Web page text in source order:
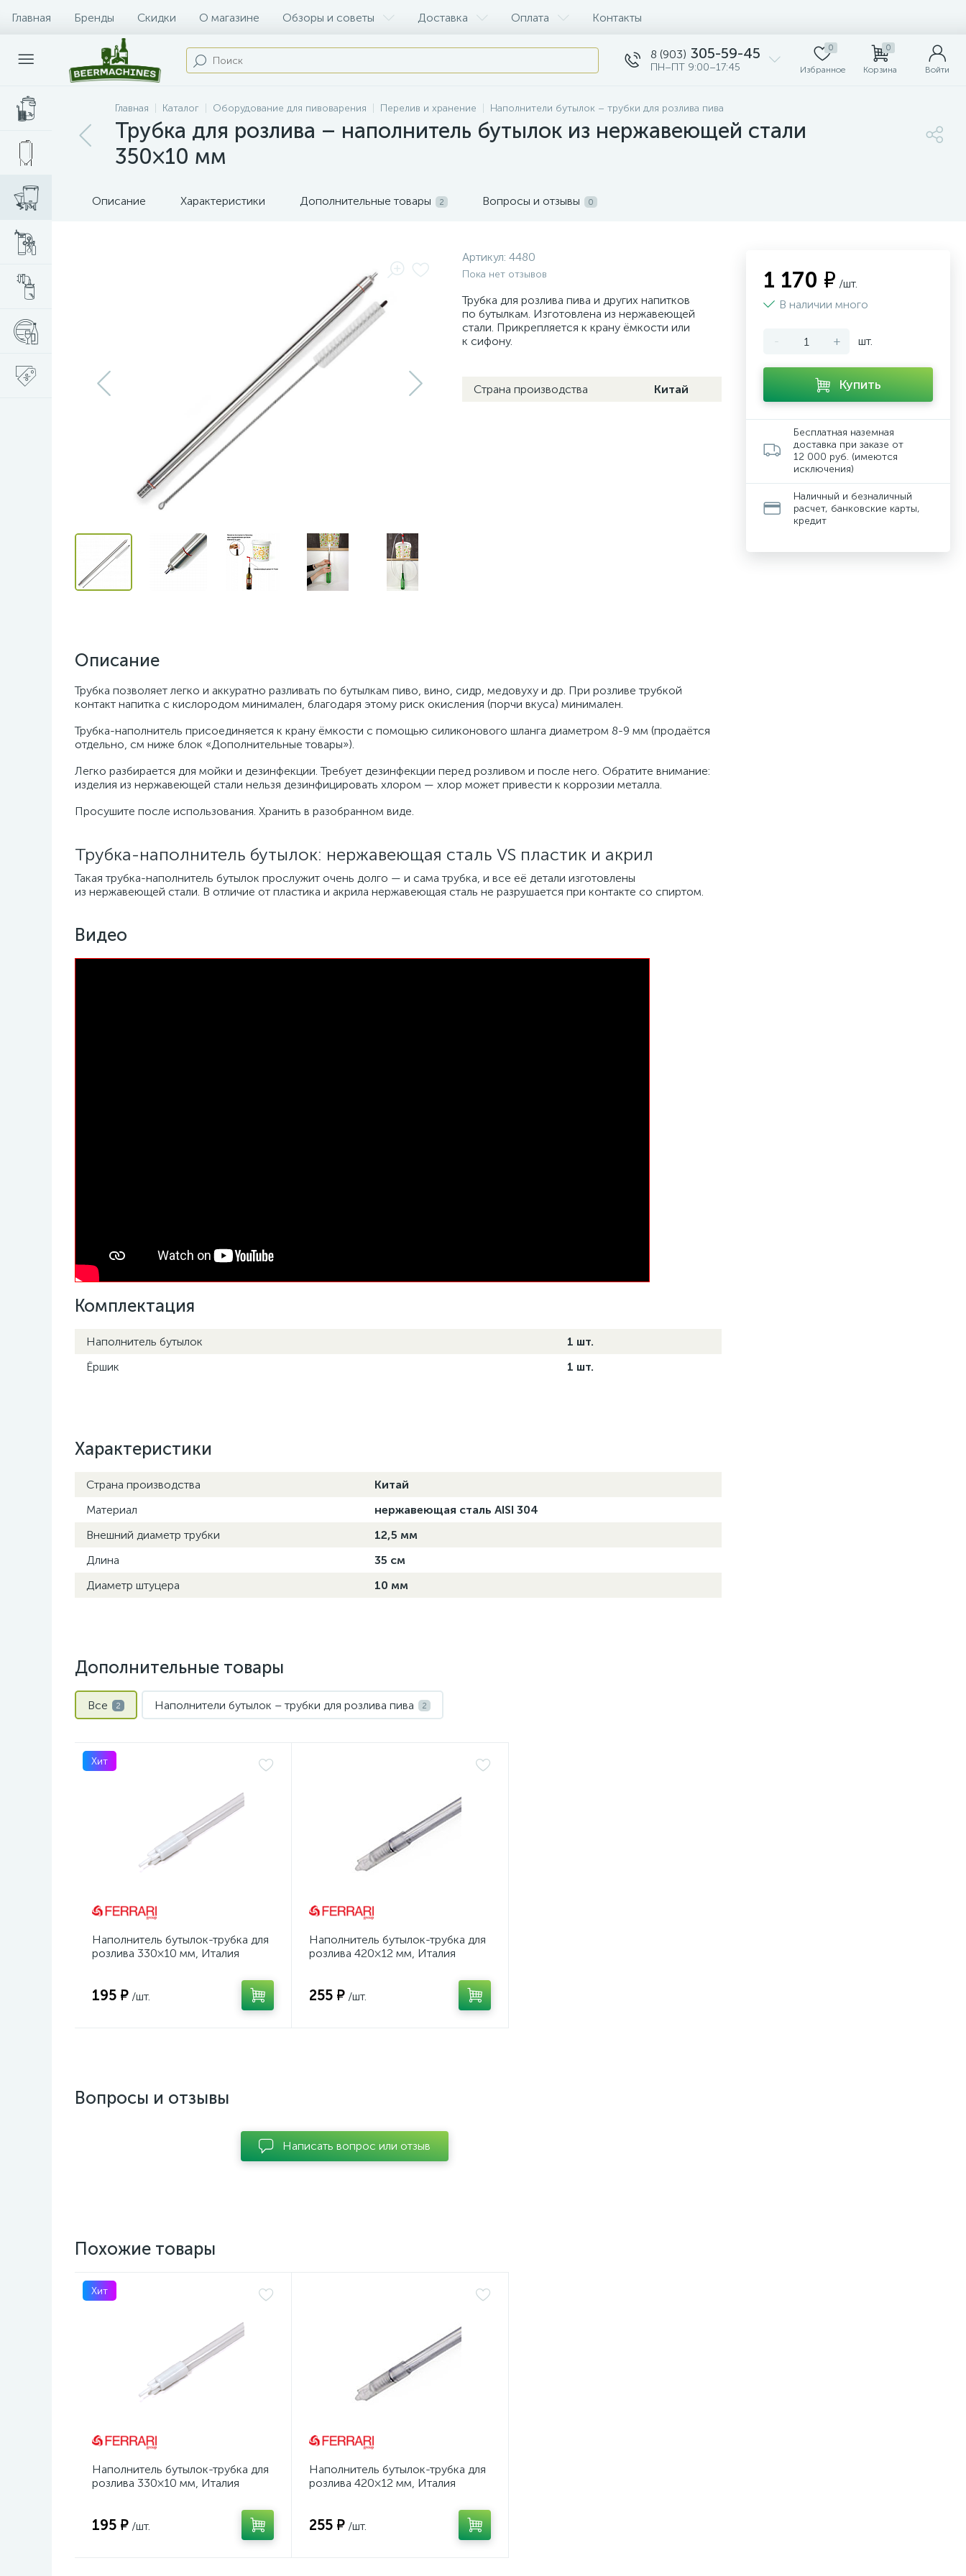
Главная Бренды Скидки О магазине Обзоры и советы Доставка Оплата Контакты
8 (903) 305-59-45
ПН–ПТ 9:00–17:45
0
Избранное
0
Корзина Войти
Главная Каталог Оборудование для пивоварения Перелив и хранение Наполнители бутылок – трубки для розлива пива
Трубка для розлива – наполнитель бутылок из нержавеющей стали
350×10 мм
Описание Характеристики Дополнительные товары 2 Вопросы и отзывы 0
Артикул: 4480
Пока нет отзывов
Трубка для розлива пива и других напитков
по бутылкам. Изготовлена из нержавеющей
стали. Прикрепляется к крану ёмкости или
к сифону.
Страна производства Китай
Описание
Трубка позволяет легко и аккуратно разливать по бутылкам пиво, вино, сидр, медовуху и др. При розливе трубкой
контакт напитка с кислородом минимален, благодаря этому риск окисления (порчи вкуса) минимален.
Трубка-наполнитель присоединяется к крану ёмкости с помощью силиконового шланга диаметром 8-9 мм (продаётся
отдельно, см ниже блок «Дополнительные товары»).
Легко разбирается для мойки и дезинфекции. Требует дезинфекции перед розливом и после него. Обратите внимание:
изделия из нержавеющей стали нельзя дезинфицировать хлором — хлор может привести к коррозии металла.
Просушите после использования. Хранить в разобранном виде.
Трубка-наполнитель бутылок: нержавеющая сталь VS пластик и акрил
Такая трубка-наполнитель бутылок прослужит очень долго — и сама трубка, и все её детали изготовлены
из нержавеющей стали. В отличие от пластика и акрила нержавеющая сталь не разрушается при контакте со спиртом.
Видео
Комплектация
Наполнитель бутылок
1 шт.
Ёршик
1 шт.
Характеристики
Страна производства
Китай
Материал
нержавеющая сталь AISI 304
Внешний диаметр трубки
12,5 мм
Длина
35 см
Диаметр штуцера
10 мм
1 170 ₽ /шт.
В наличии много
- + шт.
Купить
Бесплатная наземная
доставка при заказе от
12 000 руб. (имеются
исключения)
Наличный и безналичный
расчет, банковские карты,
кредит
Дополнительные товары
Все 2 Наполнители бутылок – трубки для розлива пива 2
Хит
Наполнитель бутылок-трубка для
розлива 330×10 мм, Италия
195 ₽ /шт.
Наполнитель бутылок-трубка для
розлива 420×12 мм, Италия
255 ₽ /шт.
Вопросы и отзывы
Написать вопрос или отзыв
Похожие товары
Хит
Наполнитель бутылок-трубка для
розлива 330×10 мм, Италия
195 ₽ /шт.
Наполнитель бутылок-трубка для
розлива 420×12 мм, Италия
255 ₽ /шт.